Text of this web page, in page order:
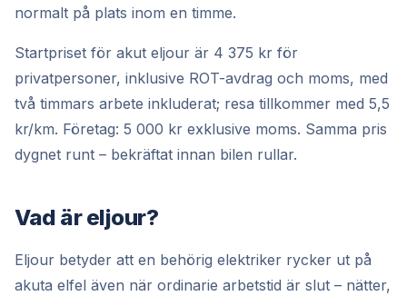
normalt på plats inom en timme.
Startpriset för akut eljour är 4 375 kr för
privatpersoner, inklusive ROT-avdrag och moms, med
två timmars arbete inkluderat; resa tillkommer med 5,5
kr/km. Företag: 5 000 kr exklusive moms. Samma pris
dygnet runt – bekräftat innan bilen rullar.
Vad är eljour?
Eljour betyder att en behörig elektriker rycker ut på
akuta elfel även när ordinarie arbetstid är slut – nätter,